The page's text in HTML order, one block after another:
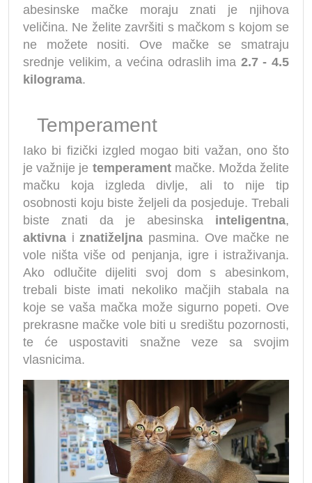
abesinske mačke moraju znati je njihova
veličina. Ne želite završiti s mačkom s kojom se
ne možete nositi. Ove mačke se smatraju
srednje velikim, a većina odraslih ima 2.7 - 4.5
kilograma.
Temperament
Iako bi fizički izgled mogao biti važan, ono što
je važnije je temperament mačke. Možda želite
mačku koja izgleda divlje, ali to nije tip
osobnosti koju biste željeli da posjeduje. Trebali
biste znati da je abesinska inteligentna,
aktivna iznatiželjna pasmina. Ove mačke ne
vole ništa više od penjanja, igre i istraživanja.
Ako odlučite dijeliti svoj dom s abesinkom,
trebali biste imati nekoliko mačjih stabala na
koje se vaša mačka može sigurno popeti. Ove
prekrasne mačke vole biti u središtu pozornosti,
te će uspostaviti snažne veze sa svojim
vlasnicima.